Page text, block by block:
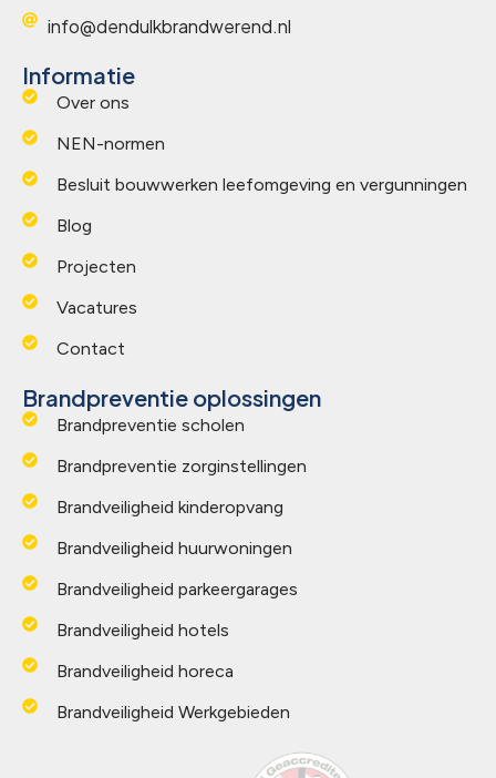
info@dendulkbrandwerend.nl
Informatie
Over ons
NEN-normen
Besluit bouwwerken leefomgeving en vergunningen
Blog
Projecten
Vacatures
Contact
Brandpreventie oplossingen
Brandpreventie scholen
Brandpreventie zorginstellingen
Brandveiligheid kinderopvang
Brandveiligheid huurwoningen
Brandveiligheid parkeergarages
Brandveiligheid hotels
Brandveiligheid horeca
Brandveiligheid Werkgebieden